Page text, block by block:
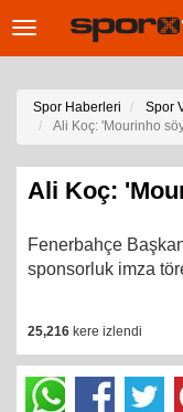
Toggle
Spor Haberleri Spor
Ali Koç: 'Mourinho
Ali Koç:
Fenerbahçe
sponsorluk imza
25,216 kere izlendi